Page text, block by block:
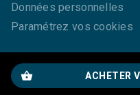
shopping_basket ACHETER
Données personnelles
Paramétrez vos cookies